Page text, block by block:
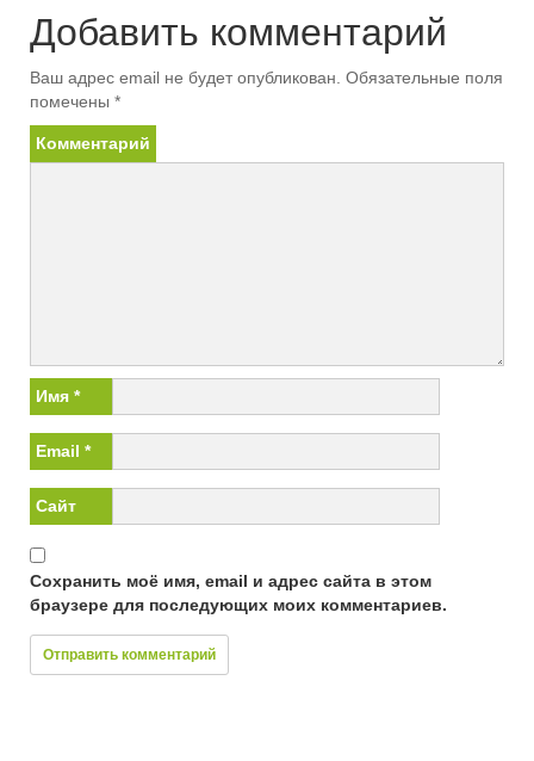
Добавить комментарий
Ваш адрес email не будет опубликован. Обязательные поля
помечены *
Комментарий
Имя *
Email *
Сайт
Сохранить моё имя, email и адрес сайта в этом
браузере для последующих моих комментариев.